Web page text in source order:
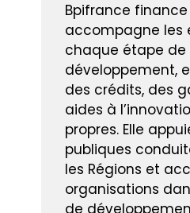
Bpifrance
accompagne les
chaque étape de
développement,
des crédits, des
aides à
propres. Elle
publiques
les Régions et
organisations
de